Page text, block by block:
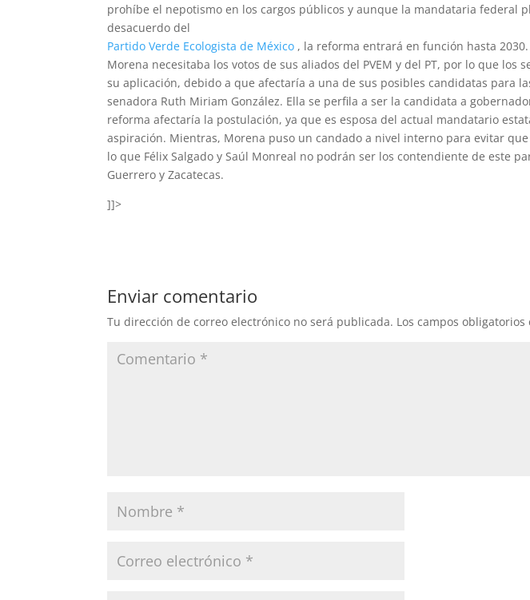
prohíbe el nepotismo en los cargos públicos y aunque la mandataria federal
desacuerdo del
Partido Verde Ecologista de México , la reforma entrará en función hasta
Morena necesitaba los votos de sus aliados del PVEM y del PT, por lo que los
su aplicación, debido a que afectaría a una de sus posibles candidatas para
senadora Ruth Miriam González. Ella se perfila a ser la candidata a
reforma afectaría la postulación, ya que es esposa del actual mandatario
aspiración. Mientras, Morena puso un candado a nivel interno para evitar
lo que Félix Salgado y Saúl Monreal no podrán ser los contendiente de este
Guerrero y Zacatecas.
]]>
Enviar comentario
Tu dirección de correo electrónico no será publicada. Los campos